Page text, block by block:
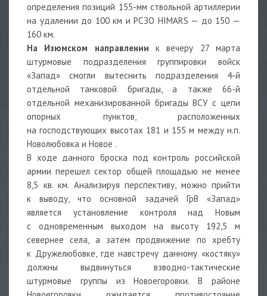
определения позиций 155-мм ствольной артиллерии
на удалении до 100 км и РСЗО HIMARS — до 150 —
160 км.
На Изюмском направлении
к вечеру 27 марта
штурмовые подразделения группировки войск
«Запад» смогли вытеснить подразделения 4-й
отдельной танковой бригады, а также 66-й
отдельной механизированной бригады ВСУ с цепи
опорных пунктов, расположенных
на господствующих высотах 181 и 155 м между н.п.
Новолюбовка и Новое .
В ходе данного броска под контроль российской
армии перешел сектор общей площадью не менее
8,5 кв. км. Анализируя перспективу, можно прийти
к выводу, что основной задачей ГрВ «Запад»
является установление контроля над Новым
с одновременным выходом на высоту 192,5 м
севернее села, а затем продвижение по хребту
к Дружелюбовке, где навстречу данному «костяку»
должны выдвинуться взводно-тактические
штурмовые группы из Новоегоровки. В районе